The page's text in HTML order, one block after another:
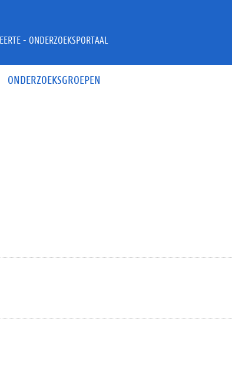
ONDERZOEKSGROEPEN
- ONDERZOEKSPORTAAL